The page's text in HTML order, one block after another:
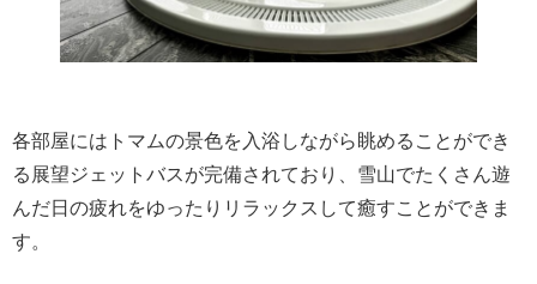
各部屋にはトマムの景色を入浴しながら眺めることができ
る展望ジェットバスが完備されており、雪山でたくさん遊
んだ日の疲れをゆったりリラックスして癒すことができま
す。